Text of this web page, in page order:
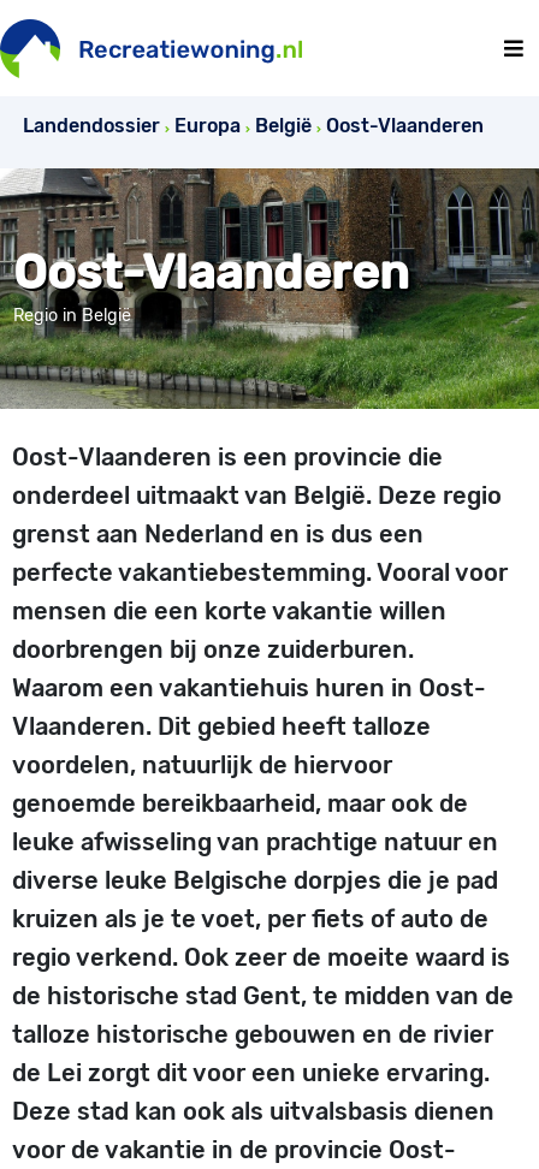
Landendossier Europa België Oost-Vlaanderen
Oost-Vlaanderen
Regio in België
Oost-Vlaanderen is een provincie die
onderdeel uitmaakt van België. Deze regio
grenst aan Nederland en is dus een
perfecte vakantiebestemming. Vooral voor
mensen die een korte vakantie willen
doorbrengen bij onze zuiderburen.
Waarom een vakantiehuis huren in Oost-
Vlaanderen. Dit gebied heeft talloze
voordelen, natuurlijk de hiervoor
genoemde bereikbaarheid, maar ook de
leuke afwisseling van prachtige natuur en
diverse leuke Belgische dorpjes die je pad
kruizen als je te voet, per fiets of auto de
regio verkend. Ook zeer de moeite waard is
de historische stad Gent, te midden van de
talloze historische gebouwen en de rivier
de Lei zorgt dit voor een unieke ervaring.
Deze stad kan ook als uitvalsbasis dienen
voor de vakantie in de provincie Oost-